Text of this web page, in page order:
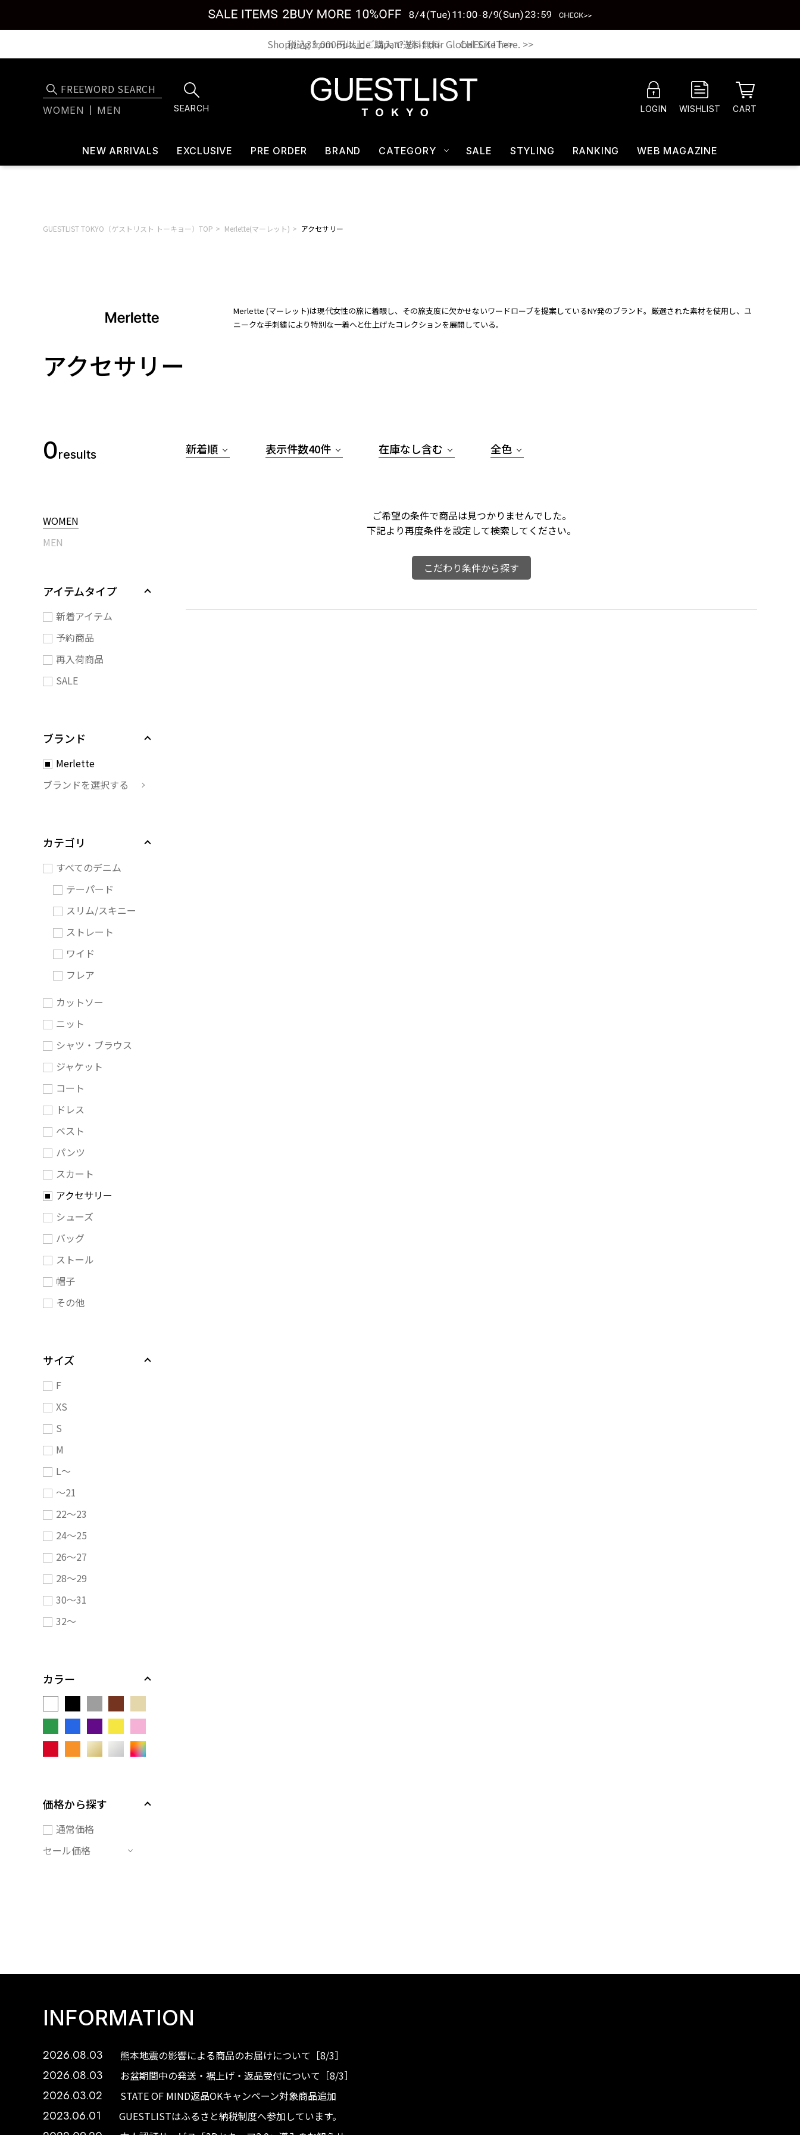
税込33,000円以上ご購入で送料無料 CHECK IT>>
WOMEN MEN SEARCH LOGIN WISHLIST CART
NEW ARRIVALS EXCLUSIVE PRE ORDER BRAND CATEGORY SALE STYLING RANKING WEB MAGAZINE
GUESTLIST TOKYO（ゲストリスト トーキョー）TOP Merlette(マーレット) アクセサリー
Merlette (マーレット)は現代女性の旅に着眼し、その旅支度に欠かせないワードローブを提案しているNY発のブランド。厳選された素材を使用し、ユ
ニークな手刺繍により特別な一着へと仕上げたコレクションを展開している。
アクセサリー
0results
WOMEN
MEN
アイテムタイプ
新着アイテム
予約商品
再入荷商品
SALE
ブランド
Merlette
ブランドを選択する
カテゴリ
すべてのデニム
テーパード
スリム/スキニー
ストレート
ワイド
フレア
カットソー
ニット
シャツ・ブラウス
ジャケット
コート
ドレス
ベスト
パンツ
スカート
アクセサリー
シューズ
バッグ
ストール
帽子
その他
サイズ
F
XS
S
M
L～
～21
22～23
24～25
26～27
28～29
30～31
32～
カラー
価格から探す
通常価格
セール価格
新着順 表示件数40件 在庫なし含む 全色
ご希望の条件で商品は見つかりませんでした。
下記より再度条件を設定して検索してください。
こだわり条件から探す
INFORMATION
2026.08.03 熊本地震の影響による商品のお届けについて［8/3］
2026.08.03 お盆期間中の発送・裾上げ・返品受付について［8/3］
2026.03.02 STATE OF MIND返品OKキャンペーン対象商品追加
2023.06.01 GUESTLISTはふるさと納税制度へ参加しています。